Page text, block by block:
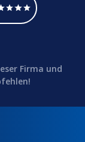
Firma und